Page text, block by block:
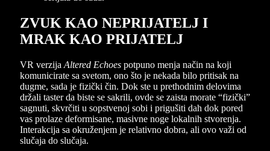
ZVUK KAO NEPRIJATELJ I
MRAK KAO PRIJATELJ
VR verzija Altered Echoes potpuno menja način na koji
komunicirate sa svetom, ono što je nekada bilo pritisak na
dugme, sada je fizički čin. Dok ste u prethodnim delovima
držali taster da biste se sakrili, ovde se zaista morate “fizički”
sagnuti, skvrčiti u sopstvenoj sobi i prigušiti dah dok pored
vas prolaze deformisane, masivne noge lokalnih stvorenja.
Interakcija sa okruženjem je relativno dobra, ali ovo važi od
slučaja do slučaja.